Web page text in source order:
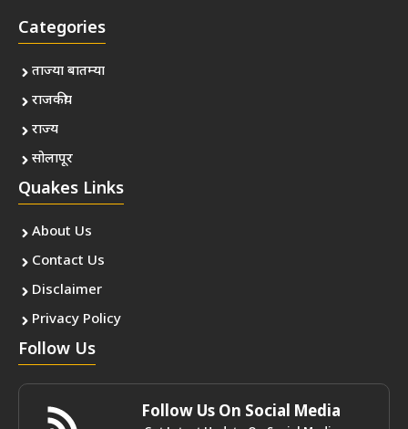
Categories
ताज्या बातम्या
राजकीय
राज्य
सोलापूर
Quakes Links
About Us
Contact Us
Disclaimer
Privacy Policy
Follow Us
Follow Us On Social Media